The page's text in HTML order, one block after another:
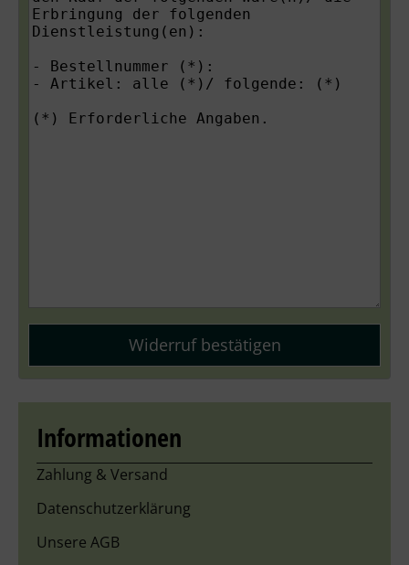
Widerruf bestätigen
Informationen
Zahlung & Versand
Datenschutzerklärung
Unsere AGB